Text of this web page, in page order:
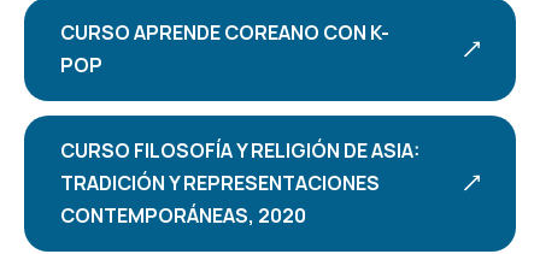
CURSO APRENDE COREANO CON K-
POP
CURSO FILOSOFÍA Y RELIGIÓN DE ASIA:
TRADICIÓN Y REPRESENTACIONES
CONTEMPORÁNEAS, 2020